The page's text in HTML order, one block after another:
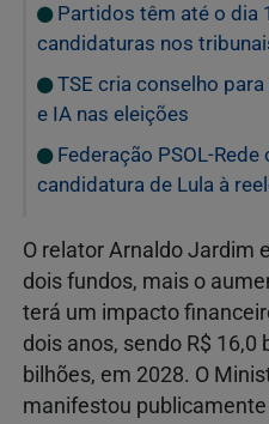
Partidos têm até o dia
candidaturas nos
TSE cria conselho
e IA nas eleições
Federação PSOL-Rede
candidatura de Lula à
O relator Arnaldo Jardim
dois fundos, mais o
terá um impacto
dois anos, sendo R$ 16,0
bilhões, em 2028. O
manifestou publicamente